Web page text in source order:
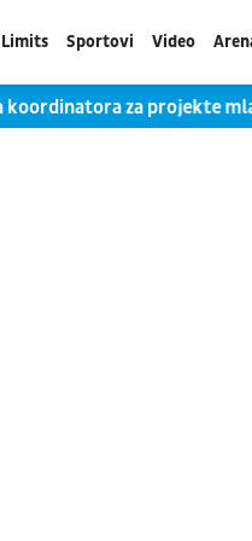
Limits Sportovi Video
koordinatora za projekte